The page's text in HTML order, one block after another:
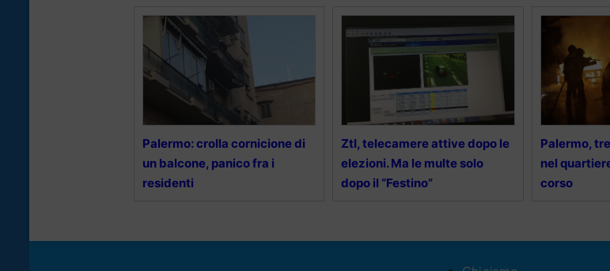
Palermo: crolla cornicione di
un balcone, panico fra i
residenti
Ztl, telecamere attive dopo le
elezioni. Ma le multe solo
dopo il “Festino”
Palermo,
nel
corso